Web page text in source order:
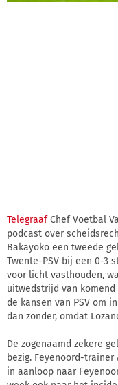
TelegraafChef Voetbal
podcast over
Bakayoko een tweede
Twente-PSV bij een 0-3
voor licht vasthouden,
uitwedstrijd van komend
de kansen van PSV om
dan zonder, omdat
De zogenaamd zekere
bezig. Feyenoord-
in aanloop naar